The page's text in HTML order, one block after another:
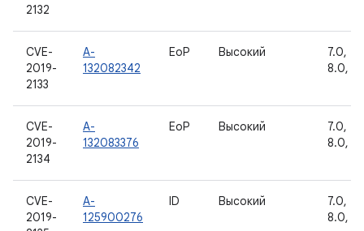
2132
CVE-
2019-
2133
A-
132082342
EoP Высокий
7.0,
8.0,
CVE-
2019-
2134
A-
132083376
EoP Высокий
7.0,
8.0,
CVE-
2019-
A-
125900276
ID Высокий
7.0,
8.0,